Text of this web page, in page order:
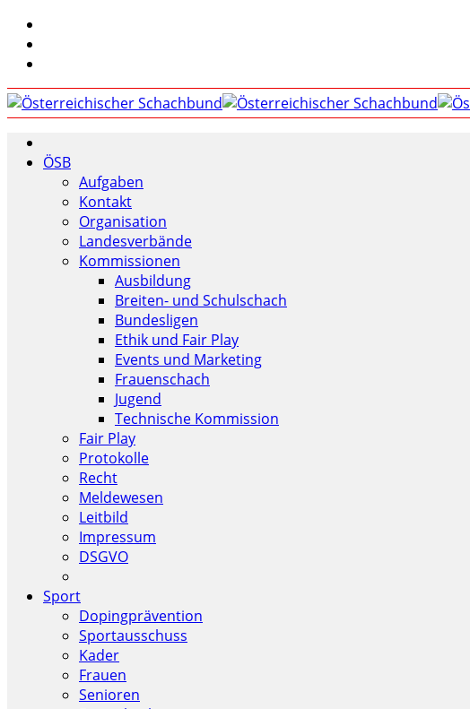
ÖSB
Aufgaben
Kontakt
Organisation
Landesverbände
Kommissionen
Ausbildung
Breiten- und Schulschach
Bundesligen
Ethik und Fair Play
Events und Marketing
Frauenschach
Jugend
Technische Kommission
Fair Play
Protokolle
Recht
Meldewesen
Leitbild
Impressum
DSGVO
Sport
Dopingprävention
Sportausschuss
Kader
Frauen
Senioren